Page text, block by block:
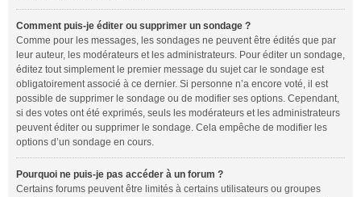
Comment puis-je éditer ou supprimer un sondage ?
Comme pour les messages, les sondages ne peuvent être édités que par
leur auteur, les modérateurs et les administrateurs. Pour éditer un sondage,
éditez tout simplement le premier message du sujet car le sondage est
obligatoirement associé à ce dernier. Si personne n’a encore voté, il est
possible de supprimer le sondage ou de modifier ses options. Cependant,
si des votes ont été exprimés, seuls les modérateurs et les administrateurs
peuvent éditer ou supprimer le sondage. Cela empêche de modifier les
options d’un sondage en cours.
Pourquoi ne puis-je pas accéder à un forum ?
Certains forums peuvent être limités à certains utilisateurs ou groupes